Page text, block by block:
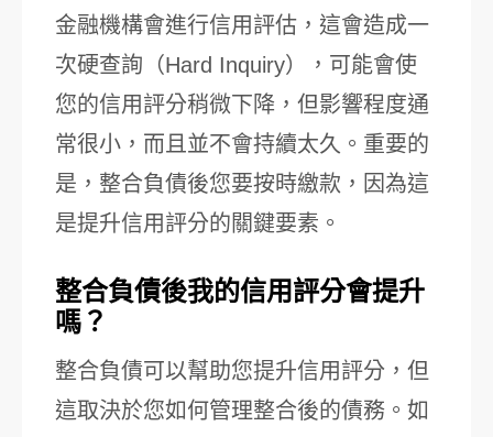
金融機構會進行信用評估，這會造成一
次硬查詢（Hard Inquiry），可能會使
您的信用評分稍微下降，但影響程度通
常很小，而且並不會持續太久。重要的
是，整合負債後您要按時繳款，因為這
是提升信用評分的關鍵要素。
整合負債後我的信用評分會提升
嗎？
整合負債可以幫助您提升信用評分，但
這取決於您如何管理整合後的債務。如